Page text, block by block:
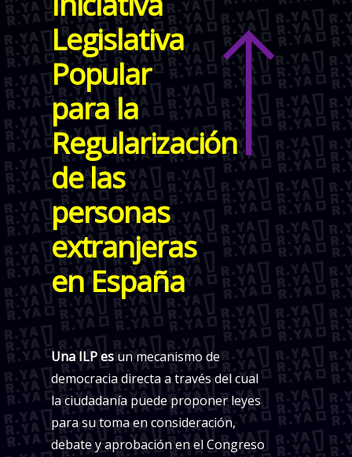
Legislativa
Popular
para la
Regularización
de las
personas
extranjeras
en España
Una ILP esun mecanismo de
democracia directa a través del cual
la ciudadanía puede proponer leyes
para su toma en consideración,
debate y aprobación en el Congreso